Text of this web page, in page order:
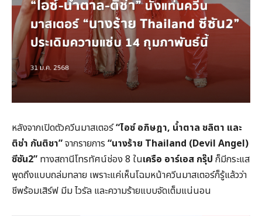
หลังจากเปิดตัวควีนมาสเตอร์“ไอซ์ อภิษฎา, น้ำตาล ชลิตา และ
ติช่า กันติชา”จากรายการ “นางร้าย Thailand (Devil Angel)
ซีซัน2” ทางสถานีโทรทัศน์ช่อง 8 ในเครือ อาร์เอส กรุ๊ป ก็มีกระแส
พูดถึงแบบถล่มทลาย เพราะแค่เห็นโฉมหน้าควีนมาสเตอร์ก็รู้แล้วว่า
ชีพร้อมเสิร์ฟ มีม ไวรัล และความร้ายแบบจัดเต็มแน่นอน